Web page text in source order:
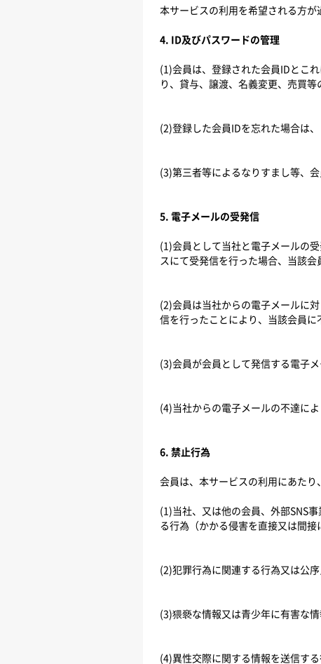
本サービスの利用を希望される方が
4. ID及びパスワードの管理
(1)会員は、登録された会員IDとこ
り、貸与、譲渡、名義変更、売買等
(2)登録した会員IDを忘れた場合は、
(3)第三者等によるなりすまし等、
5. 電子メールの受発信
(1)会員として当社と電子メールの
スにて受発信を行った場合、当該
(2)会員は当社からの電子メールに
信を行ったことにより、当該会員に
(3)会員が会員として発信する電子
(4)当社からの電子メールの不達に
6. 禁止行為
会員は、本サービスの利用にあたり
(1)当社、又は他の会員、外部SNS
る行為（かかる侵害を直接又は間接
(2)犯罪行為に関連する行為又は公
(3)猥褻な情報又は青少年に有害な
(4)異性交際に関する情報を送信する